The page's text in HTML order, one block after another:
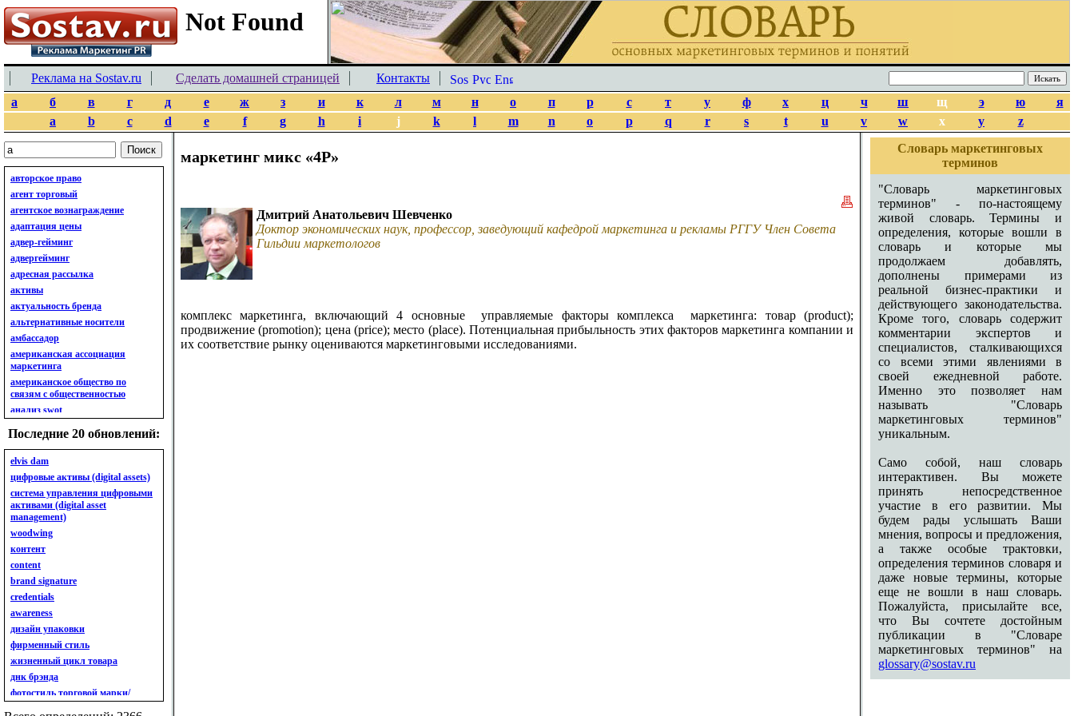
Реклама на Sostav.ru Сделать домашней страницей
Контакты
а
б в г д е ж з и к л м н о п р с т у ф х ц ч ш щ э ю
я
a
b c d e f g h i j k l m n o p q r s t u v w x y z
авторское право
агент торговый
агентское вознаграждение
адаптация цены
адвер-гейминг
адвергейминг
адресная рассылка
активы
актуальность бренда
альтернативные носители
амбассадор
американская ассоциация
маркетинга
американское общество по
связям с общественностью
анализ swot
анализ бизнес-портфеля
анализ имиджа
анализ кластерный
анализ конкурентов
анализ кросс-культурных
особенностей
анализ мак кинси «7s»
анализ макросистемы
анализ маркетинговый
анализ рынка
анализ ситуационный
анализ экспертный
индивидуальный
анкета
ассортимент
ассортимент товарный.
планирование товарного
ассортимента
ассортимент. глубина
Последние 20 обновлений:
elvis dam
цифровые активы (digital assets)
система управления цифровыми
активами (digital asset
management)
woodwing
контент
content
brand signature
credentials
awareness
дизайн упаковки
фирменный стиль
жизненный цикл товара
днк брэнда
фотостиль торговой марки/
линейки продукции
маркетинг микс «4P»
Дмитрий Анатольевич Шевченко
Доктор экономических наук, профессор, заведующий кафедрой маркетинга и рекламы РГГУ Член Совета
Гильдии маркетологов
комплекс маркетинга, включающий 4 основные управляемые факторы комплекса маркетинга: товар (product);
продвижение (promotion); цена (price); место (place). Потенциальная прибыльность этих факторов маркетинга компании и
их соответствие рынку оцениваются маркетинговыми исследованиями.
Словарь маркетинговых
терминов
"Словарь маркетинговых
терминов" - по-настоящему
живой словарь. Термины и
определения, которые вошли в
словарь и которые мы
продолжаем добавлять,
дополнены примерами из
реальной бизнес-практики и
действующего законодательства.
Кроме того, словарь содержит
комментарии экспертов и
специалистов, сталкивающихся
со всеми этими явлениями в
своей ежедневной работе.
Именно это позволяет нам
называть "Словарь
маркетинговых терминов"
уникальным.
Само собой, наш словарь
интерактивен. Вы можете
принять непосредственное
участие в его развитии. Мы
будем рады услышать Ваши
мнения, вопросы и предложения,
а также особые трактовки,
определения терминов словаря и
даже новые термины, которые
еще не вошли в наш словарь.
Пожалуйста, присылайте все,
что Вы сочтете достойным
публикации в "Словаре
маркетинговых терминов" на
glossary@sostav.ru